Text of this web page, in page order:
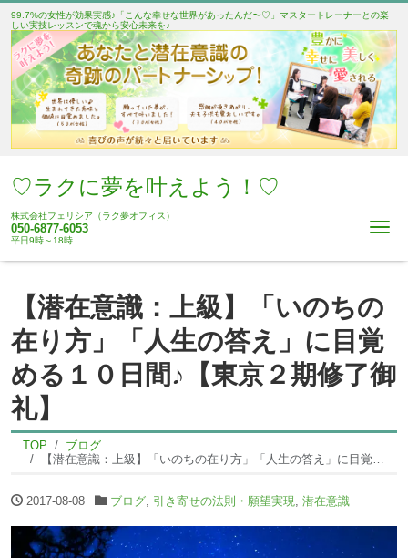
99.7%の女性が効果実感♪「こんな幸せな世界があったんだ〜♡」マスタートレーナーとの楽
しい実技レッスンで魂から安心未来を♪
♡ラクに夢を叶えよう！♡
株式会社フェリシア（ラク夢オフィス）
050-6877-6053
平日9時～18時
【潜在意識：上級】「いのちの
在り方」「人生の答え」に目覚
める１０日間♪【東京２期修了御
礼】
TOP
ブログ
【潜在意識：上級】「いのちの在り方」「人生の答え」に目覚める１０日間♪【東京２期修了御礼】
2017-08-08 ブログ, 引き寄せの法則・願望実現 潜在意識